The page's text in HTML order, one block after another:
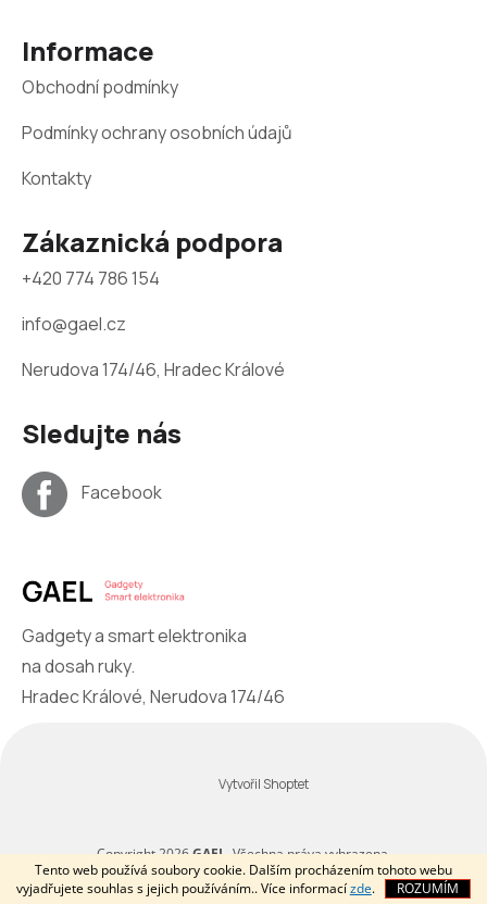
Tento web používá soubory cookie. Dalším procházením tohoto webu
vyjadřujete souhlas s jejich používáním.. Více informacízde. ROZUMÍM
Informace
Obchodní podmínky
Podmínky ochrany osobních údajů
Kontakty
Zákaznická podpora
+420 774 786 154
info@gael.cz
Nerudova 174/46, Hradec Králové
Sledujte nás
Facebook
Gadgety a smart elektronika
na dosah ruky.
Hradec Králové, Nerudova 174/46
Vytvořil Shoptet
Copyright 2026 GAEL . Všechna práva vyhrazena.